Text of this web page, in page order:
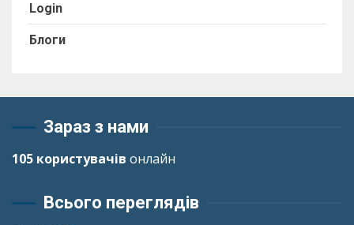
Login
Блоги
Зараз з нами
105 користувачів онлайн
Всього переглядів